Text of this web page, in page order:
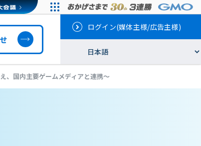
ログイン(媒体主様/広告主様)
、国内主要ゲームメディアと連携～